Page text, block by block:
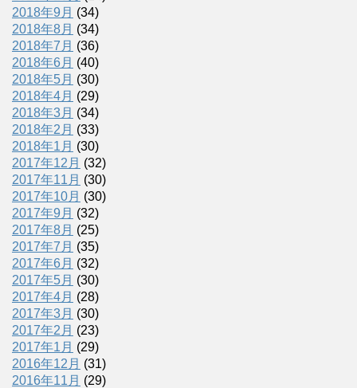
2018年9月 (34)
2018年8月 (34)
2018年7月 (36)
2018年6月 (40)
2018年5月 (30)
2018年4月 (29)
2018年3月 (34)
2018年2月 (33)
2018年1月 (30)
2017年12月 (32)
2017年11月 (30)
2017年10月 (30)
2017年9月 (32)
2017年8月 (25)
2017年7月 (35)
2017年6月 (32)
2017年5月 (30)
2017年4月 (28)
2017年3月 (30)
2017年2月 (23)
2017年1月 (29)
2016年12月 (31)
2016年11月 (29)